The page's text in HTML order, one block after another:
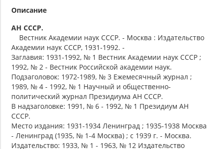
Описание
АН СССР.
Вестник Академии наук СССР. - Москва : Издательство
Академии наук СССР, 1931-1992. -
Заглавия: 1931-1992, № 1 Вестник Академии наук СССР ;
1992, № 2 - Вестник Российской академии наук.
Подзаголовок: 1972-1989, № 3 Ежемесячный журнал ;
1989, № 4 - 1992, № 1 Научный и общественно-
политический журнал Президиума АН СССР.
В надзаголовке: 1991, № 6 - 1992, № 1 Президиум АН
СССР.
Место издания: 1931-1934 Ленинград ; 1935-1938 Москва
- Ленинград (1935, № 1-4 Москва) ; с 1939 г. - Москва.
Издательство: 1933, № 1 - 1963, № 12 Издательство